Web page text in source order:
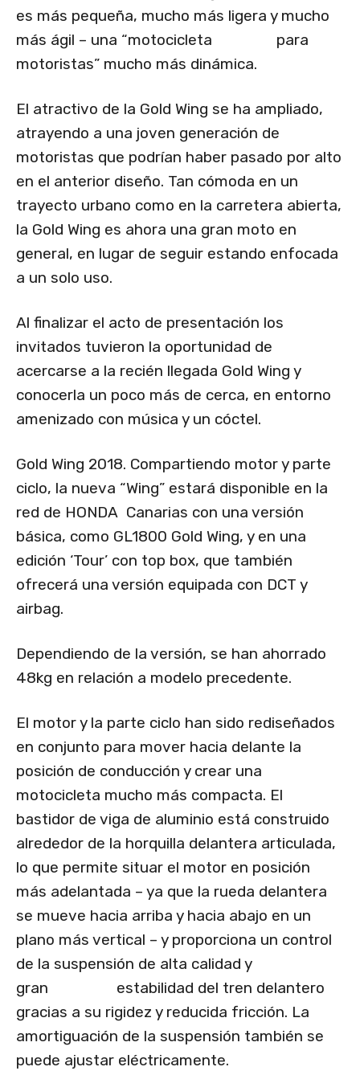
es más pequeña, mucho más ligera y mucho
más ágil – una “motocicleta para
motoristas” mucho más dinámica.
El atractivo de la Gold Wing se ha ampliado,
atrayendo a una joven generación de
motoristas que podrían haber pasado por alto
en el anterior diseño. Tan cómoda en un
trayecto urbano como en la carretera abierta,
la Gold Wing es ahora una gran moto en
general, en lugar de seguir estando enfocada
a un solo uso.
Al finalizar el acto de presentación los
invitados tuvieron la oportunidad de
acercarse a la recién llegada Gold Wing y
conocerla un poco más de cerca, en entorno
amenizado con música y un cóctel.
Gold Wing 2018. Compartiendo motor y parte
ciclo, la nueva “Wing” estará disponible en la
red de HONDA Canarias con una versión
básica, como GL1800 Gold Wing, y en una
edición ‘Tour’ con top box, que también
ofrecerá una versión equipada con DCT y
airbag.
Dependiendo de la versión, se han ahorrado
48kg en relación a modelo precedente.
El motor y la parte ciclo han sido rediseñados
en conjunto para mover hacia delante la
posición de conducción y crear una
motocicleta mucho más compacta. El
bastidor de viga de aluminio está construido
alrededor de la horquilla delantera articulada,
lo que permite situar el motor en posición
más adelantada – ya que la rueda delantera
se mueve hacia arriba y hacia abajo en un
plano más vertical – y proporciona un control
de la suspensión de alta calidad y
gran estabilidad del tren delantero
gracias a su rigidez y reducida fricción. La
amortiguación de la suspensión también se
puede ajustar eléctricamente.